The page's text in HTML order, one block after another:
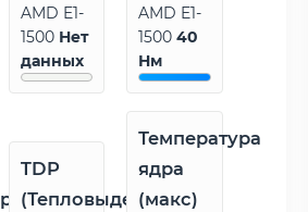
AMD E1-
1500 Нет
данных
AMD E1-
150040
Нм
TDP
(Тепловыделение)
Температура
ядра
(макс)